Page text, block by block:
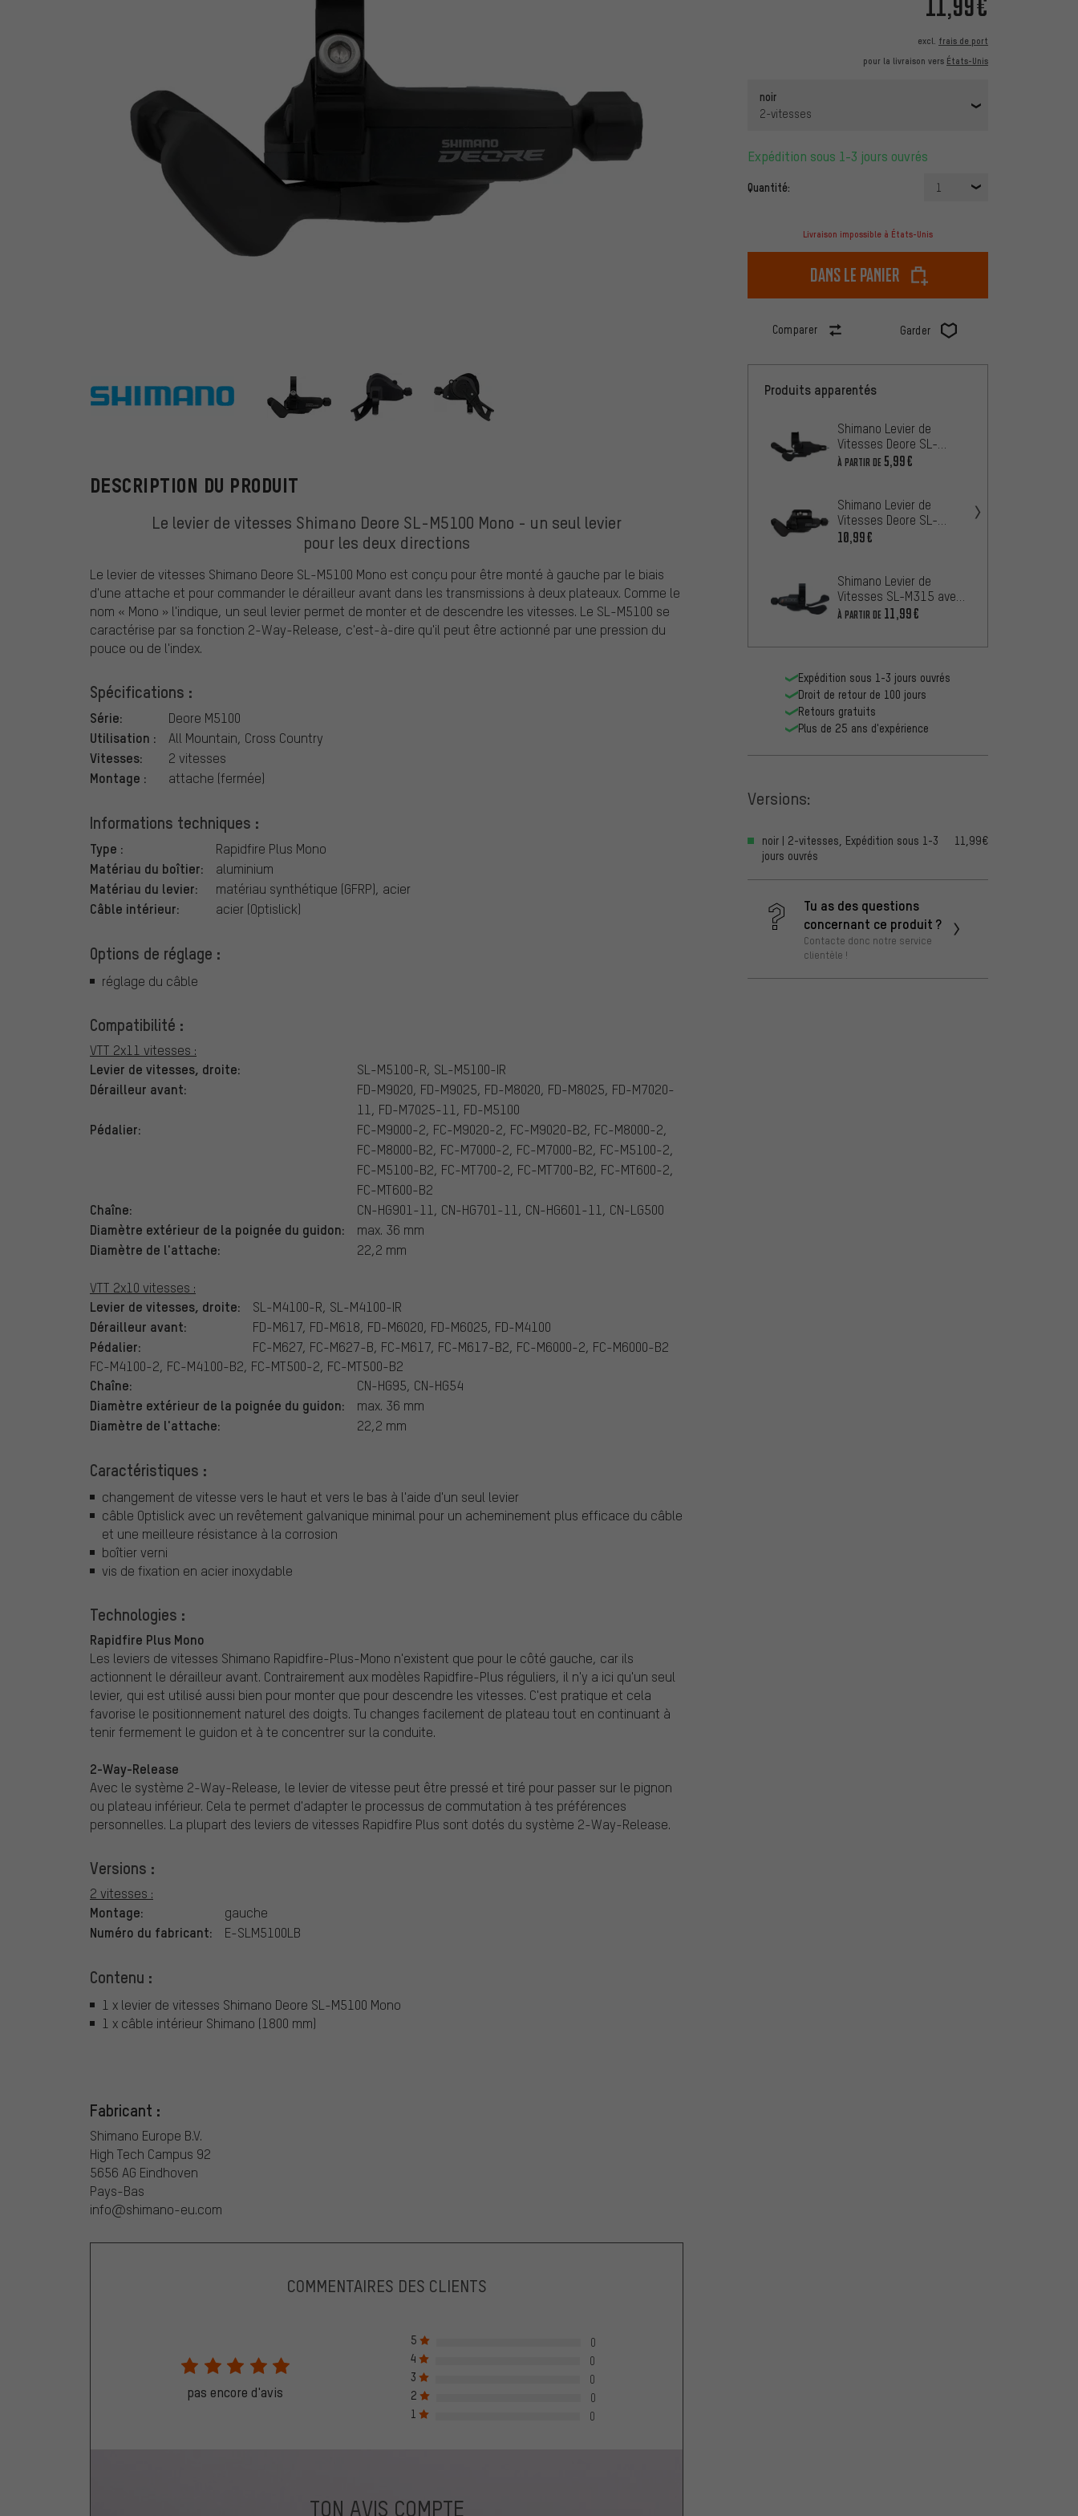
excl. frais de port
pour la livraison vers États-Unis
noir
2-vitesses
Expédition sous 1-3 jours ouvrés
Quantité: 1
Livraison impossible à États-Unis
dans le panier
Comparer Garder
Shimano
DESCRIPTION DU PRODUIT
Le levier de vitesses Shimano Deore SL-M5100 Mono - un seul levier
pour les deux directions
Le levier de vitesses Shimano Deore SL-M5100 Mono est conçu pour être monté à gauche par le biais
d'une attache et pour commander le dérailleur avant dans les transmissions à deux plateaux. Comme le
nom « Mono » l'indique, un seul levier permet de monter et de descendre les vitesses. Le SL-M5100 se
caractérise par sa fonction 2-Way-Release, c'est-à-dire qu'il peut être actionné par une pression du
pouce ou de l'index.
Spécifications :
Série: Deore M5100
Utilisation : All Mountain, Cross Country
Vitesses: 2 vitesses
Montage : attache (fermée)
Informations techniques :
Type : Rapidfire Plus Mono
Matériau du boîtier: aluminium
Matériau du levier: matériau synthétique (GFRP), acier
Câble intérieur: acier (Optislick)
Options de réglage :
réglage du câble
Compatibilité :
VTT 2x11 vitesses :
Levier de vitesses, droite: SL-M5100-R, SL-M5100-IR
Dérailleur avant:
FD-M9020, FD-M9025, FD-M8020, FD-M8025, FD-M7020-
11, FD-M7025-11, FD-M5100
Pédalier:
FC-M9000-2, FC-M9020-2, FC-M9020-B2, FC-M8000-2,
FC-M8000-B2, FC-M7000-2, FC-M7000-B2, FC-M5100-2,
FC-M5100-B2, FC-MT700-2, FC-MT700-B2, FC-MT600-2,
FC-MT600-B2
Chaîne: CN-HG901-11, CN-HG701-11, CN-HG601-11, CN-LG500
Diamètre extérieur de la poignée du guidon: max. 36 mm
Diamètre de l'attache: 22,2 mm
VTT 2x10 vitesses :
Levier de vitesses, droite: SL-M4100-R, SL-M4100-IR
Dérailleur avant: FD-M617, FD-M618, FD-M6020, FD-M6025, FD-M4100
Pédalier:
FC-M627, FC-M627-B, FC-M617, FC-M617-B2, FC-M6000-2, FC-M6000-B2
FC-M4100-2, FC-M4100-B2, FC-MT500-2, FC-MT500-B2
Chaîne: CN-HG95, CN-HG54
Diamètre extérieur de la poignée du guidon: max. 36 mm
Diamètre de l'attache: 22,2 mm
Caractéristiques :
changement de vitesse vers le haut et vers le bas à l'aide d'un seul levier
câble Optislick avec un revêtement galvanique minimal pour un acheminement plus efficace du câble
et une meilleure résistance à la corrosion
boîtier verni
vis de fixation en acier inoxydable
Technologies :
Rapidfire Plus Mono
Les leviers de vitesses Shimano Rapidfire-Plus-Mono n'existent que pour le côté gauche, car ils
actionnent le dérailleur avant. Contrairement aux modèles Rapidfire-Plus réguliers, il n'y a ici qu'un seul
levier, qui est utilisé aussi bien pour monter que pour descendre les vitesses. C'est pratique et cela
favorise le positionnement naturel des doigts. Tu changes facilement de plateau tout en continuant à
tenir fermement le guidon et à te concentrer sur la conduite.
2-Way-Release
Avec le système 2-Way-Release, le levier de vitesse peut être pressé et tiré pour passer sur le pignon
ou plateau inférieur. Cela te permet d'adapter le processus de commutation à tes préférences
personnelles. La plupart des leviers de vitesses Rapidfire Plus sont dotés du système 2-Way-Release.
Versions :
2 vitesses :
Montage: gauche
Numéro du fabricant: E-SLM5100LB
Contenu :
1 x levier de vitesses Shimano Deore SL-M5100 Mono
1 x câble intérieur Shimano (1800 mm)
Fabricant :
Shimano Europe B.V.
High Tech Campus 92
5656 AG Eindhoven
Pays-Bas
info@shimano-eu.com
Produits apparentés
Shimano Levier de
Vitesses Deore SL-
M6000-I avec I-Spec II
À PARTIR DE 5,99€
Shimano Levier de
Vitesses Deore SL-
M5100-I Mono avec I-
10,99€
Shimano Levier de
Vitesses SL-M315 avec
Attache 2/3/7/8
À PARTIR DE 11,99€
Expédition sous 1-3 jours ouvrés
Droit de retour de 100 jours
Retours gratuits
Plus de 25 ans d'expérience
Versions:
noir | 2-vitesses, Expédition sous 1-3
jours ouvrés
11,99€
Tu as des questions
concernant ce produit ?
Contacte donc notre service
clientèle !
COMMENTAIRES DES CLIENTS
pas encore d'avis
5
0
4
0
3
0
2
0
1
0
TON AVIS COMPTE